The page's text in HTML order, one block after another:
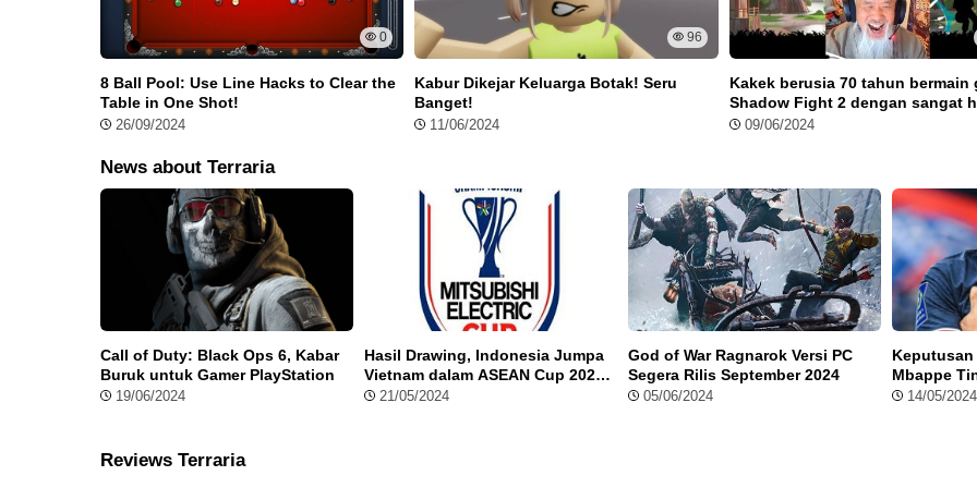
Bener-Bener Mulai Permainan dari Nol
Saat pertama kali masuk ke dalam game ini, kamu akan benar-benar akan memulainya dari nol. Karakter kamu hanya
akan diberikan tool dasar, yaitu kapak, beliung, dan pedang. Kapak bisa kamu gunakan untuk menebang, beliung
untuk menggali, dan pedang untuk melindungi diri. Selanjutnya, kamu bisa bebas berkreasi dan melakukan modifikasi
sesuai dengan selera dan gaya bermain masing-masing.
0
8 Ball Pool: Use Line Hacks to Clear the
Table in One Shot!
26/09/2024
96
Kabur Dikejar Keluarga Botak! Seru
Banget!
11/06/2024
Kakek berusia 70 tahun bermain
Shadow Fight 2 dengan sangat
09/06/2024
News about Terraria
Call of Duty: Black Ops 6, Kabar
Buruk untuk Gamer PlayStation
19/06/2024
Hasil Drawing, Indonesia Jumpa
Vietnam dalam ASEAN Cup 2024,
Laga Panas Menanti
21/05/2024
God of War Ragnarok Versi PC
Segera Rilis September 2024
05/06/2024
Mbappe
Masa14/05/2024
Reviews Terraria